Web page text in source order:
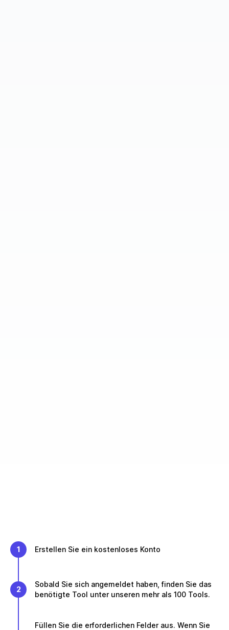
1 Erstellen Sie ein kostenloses Konto
2
Sobald Sie sich angemeldet haben, finden Sie das
benötigte Tool unter unseren mehr als 100 Tools.
Füllen Sie die erforderlichen Felder aus. Wenn Sie